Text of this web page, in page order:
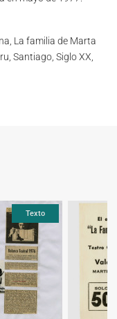
La familia de Marta
Santiago, Siglo XX,
Texto